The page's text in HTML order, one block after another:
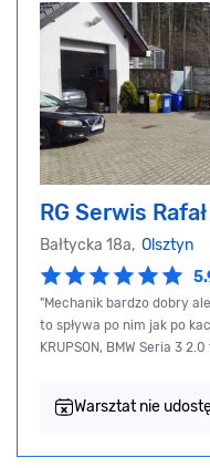
RG Serwis
Bałtycka 18a, Olsztyn
"Mechanik bardzo dobry
to spływa po nim jak po
KRUPSON, BMW Seria 3
Warsztat nie